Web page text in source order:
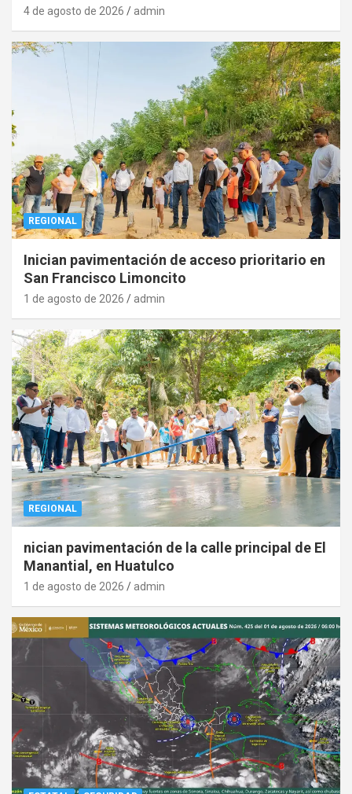
4 de agosto de 2026 admin
REGIONAL
Inician pavimentación de acceso prioritario en
San Francisco Limoncito
1 de agosto de 2026 admin
REGIONAL
nician pavimentación de la calle principal de El
Manantial, en Huatulco
1 de agosto de 2026 admin